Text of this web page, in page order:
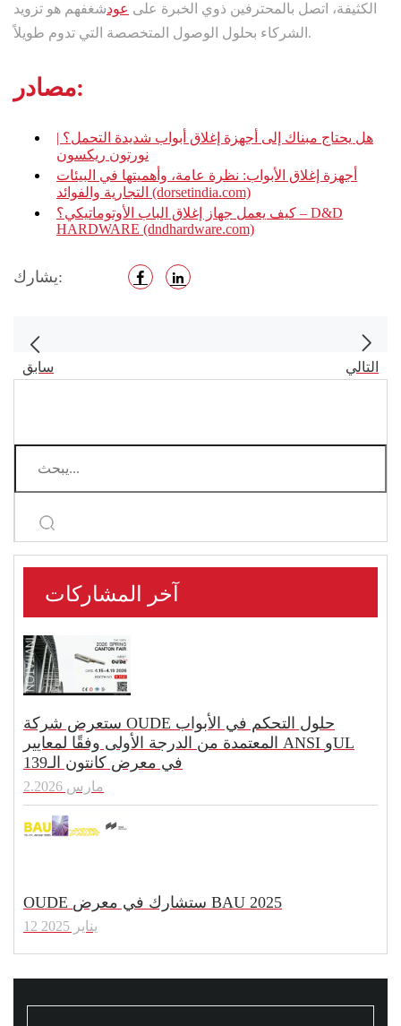
الكثيفة، اتصل بالمحترفين ذوي الخبرة على عودشغفهم هو تزويد
الشركاء بحلول الوصول المتخصصة التي تدوم طويلاً.
مصادر:
هل يحتاج مبناك إلى أجهزة إغلاق أبواب شديدة التحمل؟ |
نورتون ريكسون
أجهزة إغلاق الأبواب: نظرة عامة، وأهميتها في البيئات
التجارية والفوائد (dorsetindia.com)
كيف يعمل جهاز إغلاق الباب الأوتوماتيكي؟ – D&D
HARDWARE (dndhardware.com)
يشارك:
سابق
التالي
آخر المشاركات
ستعرض شركة OUDE حلول التحكم في الأبواب
المعتمدة من الدرجة الأولى وفقًا لمعايير ANSI وUL
في معرض كانتون الـ139
مارس 2.2026
OUDE ستشارك في معرض BAU 2025
12 يناير 2025